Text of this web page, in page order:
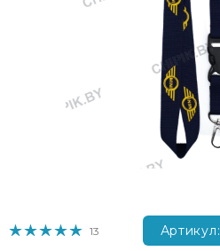
13 Артикул: